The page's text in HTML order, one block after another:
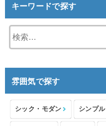
キーワードで探す
雰囲気で探す
シック・モダン シンプル